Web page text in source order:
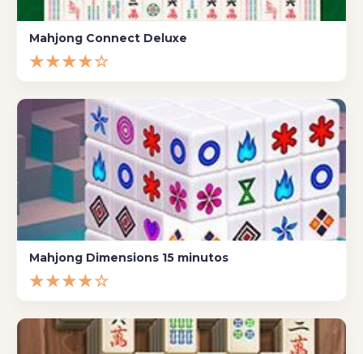
Mahjong Connect Deluxe
★★★★☆
Mahjong Dimensions 15 minutos
★★★★☆